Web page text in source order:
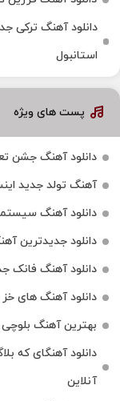
دانلود آهنگ ترکی
استانبول
پست های ویژه
دانلود آهنگ جشن
آهنگ تولد جدید
دانلود آهنگ
دانلود جدیدترین
دانلود آهنگ فانک
دانلود آهنگ های خز
بهترین آهنگ
دانلود آهنگای که
آنلاین